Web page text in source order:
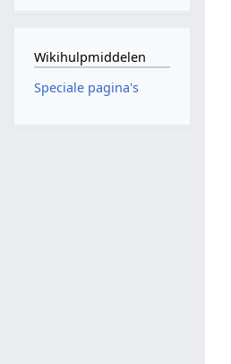
Wikihulpmiddelen
Speciale pagina's